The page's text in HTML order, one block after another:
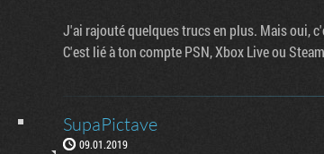
J'ai rajouté quelques trucs en plus. Mais oui,
C'est lié à ton compte PSN, Xbox Live ou
SupaPictave
09.01.2019